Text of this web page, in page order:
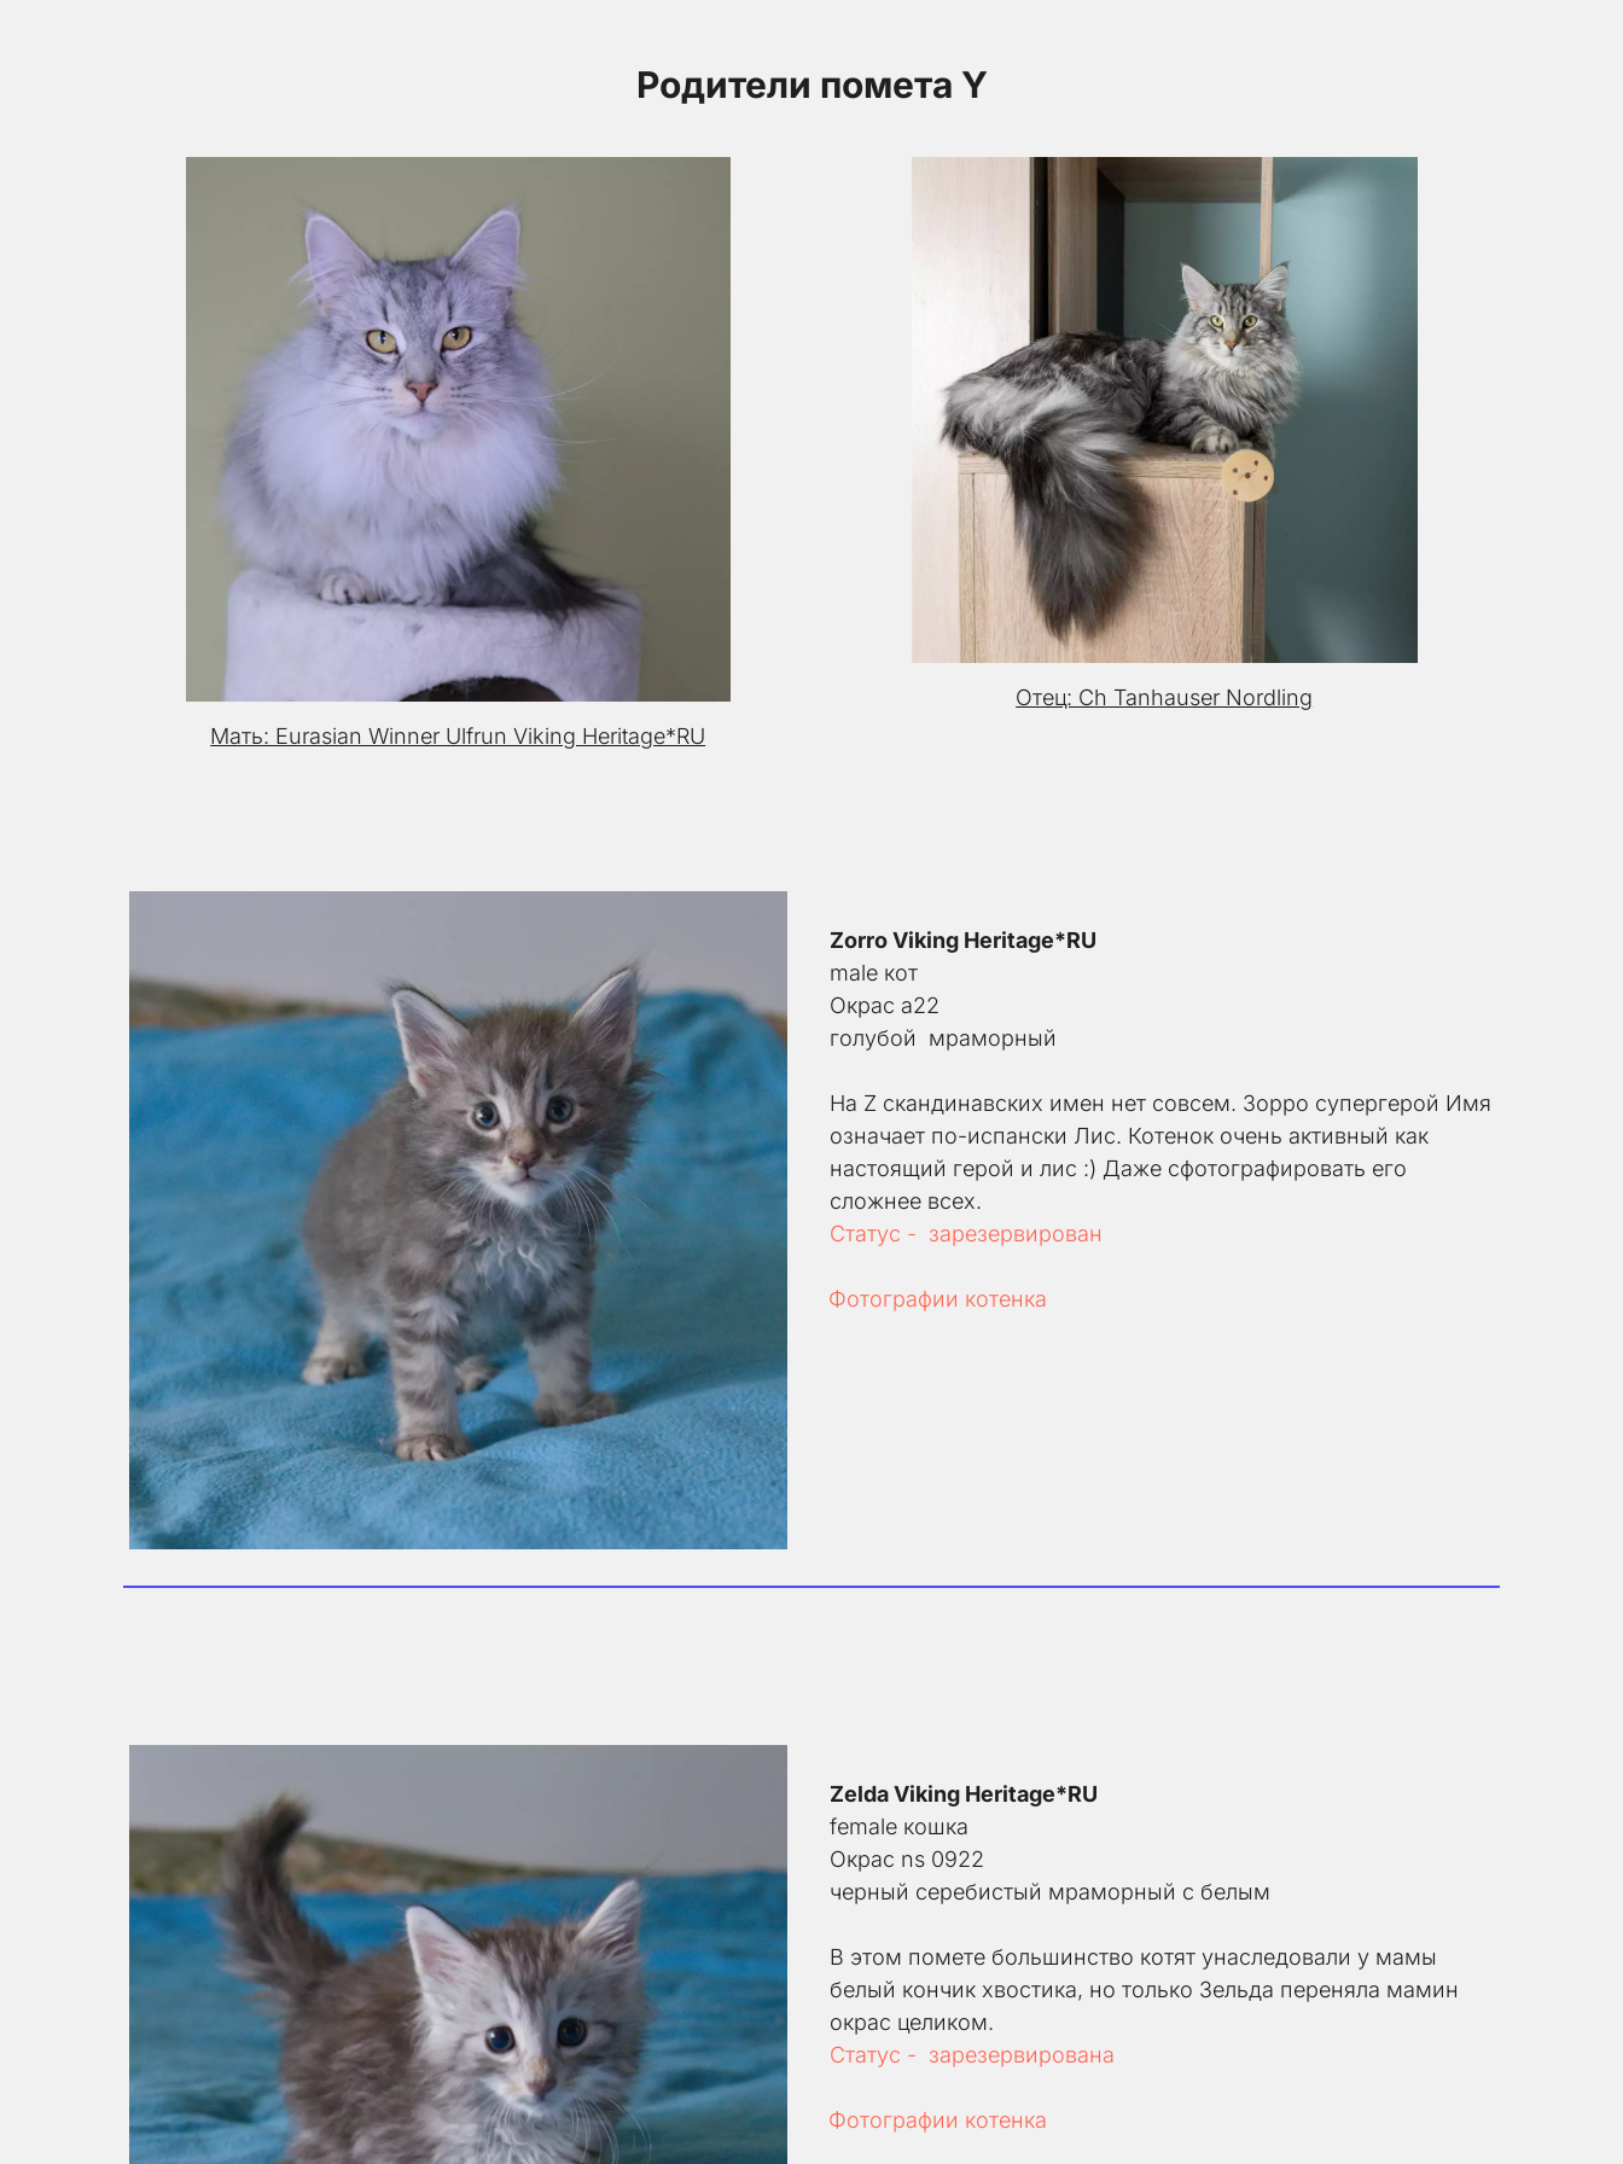
Родители помета Y
Мать: Eurasian Winner Ulfrun Viking Heritage*RU
Отец: Ch Tanhauser Nordling
Zorro Viking Heritage*RU
male кот
Окрас a22
голубой  мраморный
На Z скандинавских имен нет совсем. Зорро супергерой Имя
означает по-испански Лис. Котенок очень активный как
настоящий герой и лис :) Даже сфотографировать его
сложнее всех.
Статус -  зарезервирован
Фотографии котенка
Zelda Viking Heritage*RU
female кошка
Окрас ns 0922
черный серебистый мраморный с белым
В этом помете большинство котят унаследовали у мамы
белый кончик хвостика, но только Зельда переняла мамин
окрас целиком.
Статус -  зарезервирована
Фотографии котенка